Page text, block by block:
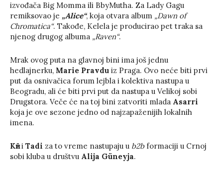
izvođača Big Momma ili BbyMutha. Za Lady Gagu
remiksovao je „Alice“, koja otvara album „Dawn of
Chromatica“. Takođe, Kelela je producirao pet traka sa
njenog drugog albuma „Raven“.
Mrak ovog puta na glavnoj bini ima još jednu
hedlajnerku, Marie Pravdu iz Praga. Ovo neće biti prvi
put da osnivačica forum lejbla i kolektiva nastupa u
Beogradu, ali će biti prvi put da nastupa u Velikoj sobi
Drugstora. Veče će na toj bini zatvoriti mlada Asarri
koja je ove sezone jedno od najzapaženijih lokalnih
imena.
Kӣri Tadi za to vreme nastupaju u b2bformaciji u Crnoj
sobi kluba u društvu Alija Güneyja.